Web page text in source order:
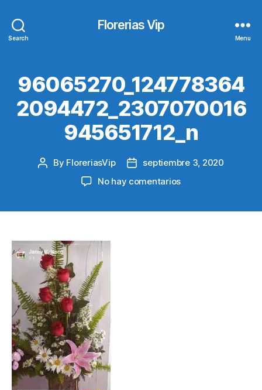
Search
Florerias Vip
Menu
96065270_124778364
2094472_2307070016
945651712_n
Post
By FloreriasVip
Postseptiembre 3, 2020
No hay comentariosen